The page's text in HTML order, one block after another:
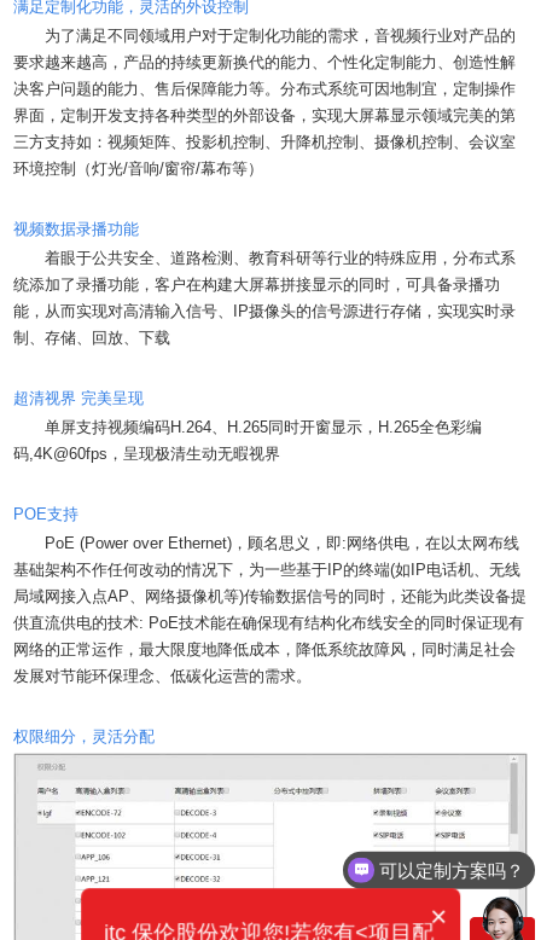
满足定制化功能，灵活的外设控制
为了满足不同领域用户对于定制化功能的需求，音视频行业对产品的
要求越来越高，产品的持续更新换代的能力、个性化定制能力、创造性解
决客户问题的能力、售后保障能力等。分布式系统可因地制宜，定制操作
界面，定制开发支持各种类型的外部设备，实现大屏幕显示领域完美的第
三方支持如：视频矩阵、投影机控制、升降机控制、摄像机控制、会议室
环境控制（灯光/音响/窗帘/幕布等）
视频数据录播功能
着眼于公共安全、道路检测、教育科研等行业的特殊应用，分布式系
统添加了录播功能，客户在构建大屏幕拼接显示的同时，可具备录播功
能，从而实现对高清输入信号、IP摄像头的信号源进行存储，实现实时录
制、存储、回放、下载
超清视界 完美呈现
单屏支持视频编码H.264、H.265同时开窗显示，H.265全色彩编
码,4K@60fps，呈现极清生动无暇视界
POE支持
PoE (Power over Ethernet)，顾名思义，即:网络供电，在以太网布线
基础架构不作任何改动的情况下，为一些基于IP的终端(如IP电话机、无线
局域网接入点AP、网络摄像机等)传输数据信号的同时，还能为此类设备提
供直流供电的技术: PoE技术能在确保现有结构化布线安全的同时保证现有
网络的正常运作，最大限度地降低成本，降低系统故障风，同时满足社会
发展对节能环保理念、低碳化运营的需求。
权限细分，灵活分配
可以定制方案吗？
你们电话多少？
×
itc 保伦股份欢迎您!若您有<项目配